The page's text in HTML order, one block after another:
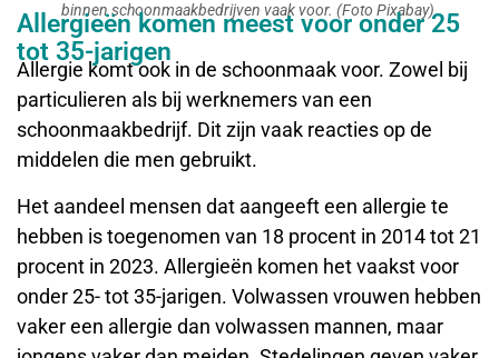
binnen schoonmaakbedrijven vaak voor. (Foto Pixabay).
Allergieën komen meest voor onder 25
tot 35-jarigen
Allergie komt ook in de schoonmaak voor. Zowel bij
particulieren als bij werknemers van een
schoonmaakbedrijf. Dit zijn vaak reacties op de
middelen die men gebruikt.
Het aandeel mensen dat aangeeft een allergie te
hebben is toegenomen van 18 procent in 2014 tot 21
procent in 2023. Allergieën komen het vaakst voor
onder 25- tot 35-jarigen. Volwassen vrouwen hebben
vaker een allergie dan volwassen mannen, maar